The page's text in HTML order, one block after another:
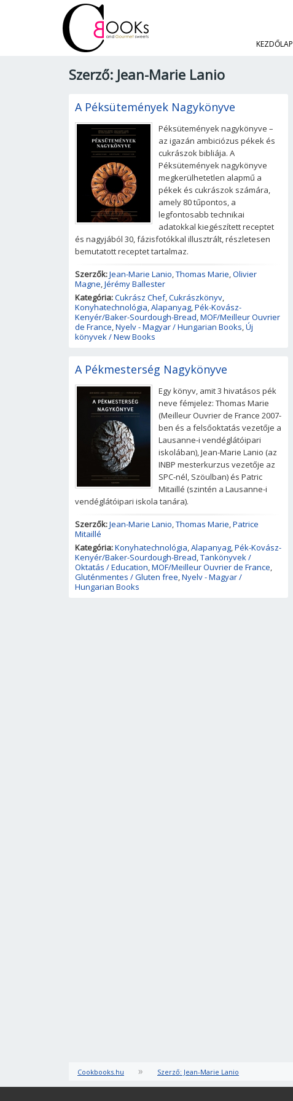
KEZDŐLAP
Szerző: Jean-Marie Lanio
A Péksütemények Nagykönyve
Péksütemények nagykönyve –
az igazán ambiciózus pékek és
cukrászok bibliája. A
Péksütemények nagykönyve
megkerülhetetlen alapmű a
pékek és cukrászok számára,
amely 80 tűpontos, a
legfontosabb technikai
adatokkal kiegészített receptet
és nagyjából 30, fázisfotókkal illusztrált, részletesen
bemutatott receptet tartalmaz.
Szerzők:Jean-Marie Lanio,Thomas Marie,Olivier
Magne,Jérémy Ballester
Kategória:Cukrász Chef,Cukrászkönyv,
Konyhatechnológia,Alapanyag,Pék-Kovász-
Kenyér/Baker-Sourdough-Bread,MOF/Meilleur Ouvrier
de France,Nyelv - Magyar / Hungarian Books,Új
könyvek / New Books
A Pékmesterség Nagykönyve
Egy könyv, amit 3 hivatásos pék
neve fémjelez: Thomas Marie
(Meilleur Ouvrier de France 2007-
ben és a felsőoktatás vezetője a
Lausanne-i vendéglátóipari
iskolában), Jean-Marie Lanio (az
INBP mesterkurzus vezetője az
SPC-nél, Szöulban) és Patric
Mitaillé (szintén a Lausanne-i
vendéglátóipari iskola tanára).
Szerzők:Jean-Marie Lanio,Thomas Marie,Patrice
Mitaillé
Kategória:Konyhatechnológia,Alapanyag,Pék-Kovász-
Kenyér/Baker-Sourdough-Bread,Tankönyvek /
Oktatás / Education,MOF/Meilleur Ouvrier de France,
Gluténmentes / Gluten free,Nyelv - Magyar /
Hungarian Books
Cookbooks.hu » Szerző: Jean-Marie Lanio